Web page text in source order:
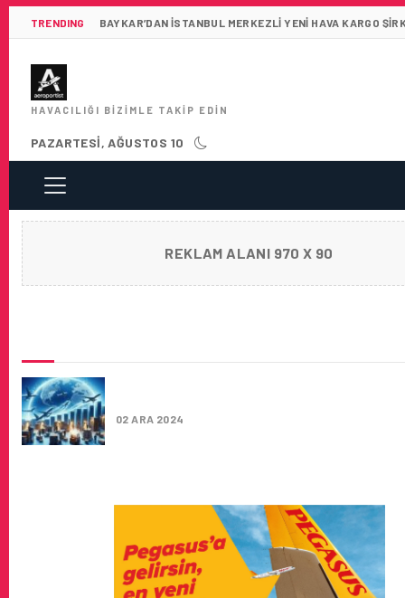
TRENDING BAYKAR’DAN İSTANBUL MERKEZLI YENI HAVA KARGO
HAVACILIĞI BIZIMLE TAKIP EDIN
PAZARTESI, AĞUSTOS 10
REKLAM ALANI 970 X 90
02 ARA 2024